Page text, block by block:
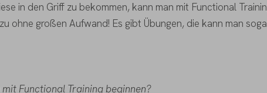
in den Griff zu bekommen, kann man mit Functional
ohne großen Aufwand! Es gibt Übungen, die kann man
Functional Training beginnen?